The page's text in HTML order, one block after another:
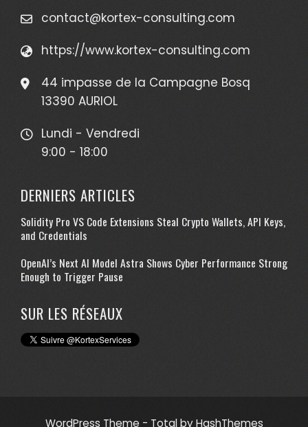
contact@kortex-consulting.com
https://www.kortex-consulting.com
44 impasse de la Campagne Bosq
13390 AURIOL
Lundi - Vendredi
9:00 - 18:00
DERNIERS ARTICLES
Solidity Pro VS Code Extensions Steal Crypto Wallets, API Keys,
and Credentials
OpenAI’s Next AI Model Astra Shows Cyber Performance Strong
Enough to Trigger Pause
SUR LES RÉSEAUX
WordPress Theme - Totalby HashThemes